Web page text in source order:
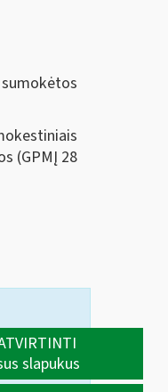
(GPMĮ 28
slapukus